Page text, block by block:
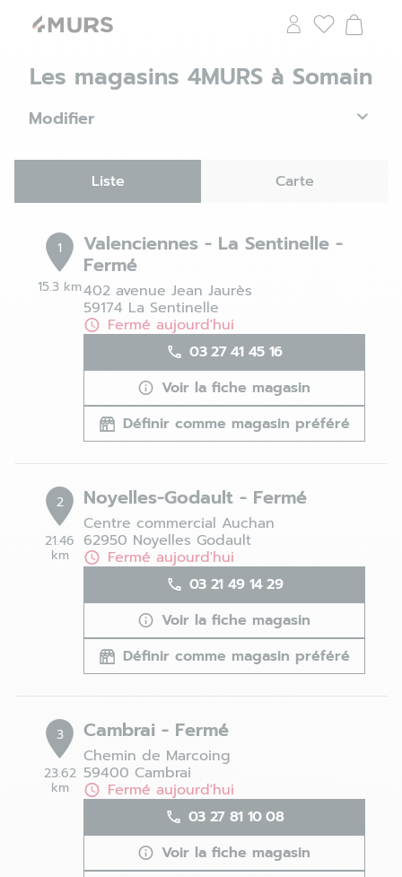
Les magasins 4MURS à Somain
Modifier
Liste Carte
1
15.3 km
Valenciennes - La Sentinelle -
Fermé
402 avenue Jean Jaurès
59174 La Sentinelle
Fermé aujourd'hui
03 27 41 45 16
Voir la fiche magasin
Définir comme magasin préféré
2
21.46
km
Noyelles-Godault - Fermé
Centre commercial Auchan
62950 Noyelles Godault
Fermé aujourd'hui
03 21 49 14 29
Voir la fiche magasin
Définir comme magasin préféré
3
23.62
km
Cambrai - Fermé
Chemin de Marcoing
59400 Cambrai
Fermé aujourd'hui
03 27 81 10 08
Voir la fiche magasin